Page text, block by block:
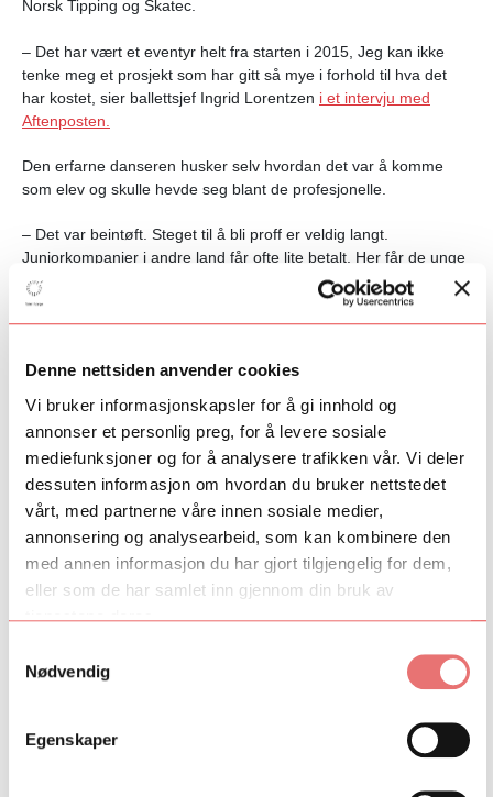
Denne nettsiden anvender cookies
Vi bruker informasjonskapsler for å gi innhold og
annonser et personlig preg, for å levere sosiale
mediefunksjoner og for å analysere trafikken vår. Vi deler
dessuten informasjon om hvordan du bruker nettstedet
vårt, med partnerne våre innen sosiale medier,
annonsering og analysearbeid, som kan kombinere den
med annen informasjon du har gjort tilgjengelig for dem,
eller som de har samlet inn gjennom din bruk av
tjenestene deres.
Nødvendig
Egenskaper
Norsk Tipping og Skatec.
– Det har vært et eventyr helt fra starten i 2015, Jeg kan ikke
tenke meg et prosjekt som har gitt så mye i forhold til hva det
har kostet, sier ballettsjef Ingrid Lorentzen i et intervju med
Aftenposten.
Den erfarne danseren husker selv hvordan det var å komme
som elev og skulle hevde seg blant de profesjonelle.
– Det var beintøft. Steget til å bli proff er veldig langt.
Juniorkompanier i andre land får ofte lite betalt. Her får de unge
ordentlig lønn, og de uttrykker at de har det veldig godt. Jeg tror
ingen av dem som har fått tilbud om å bli værende, har takket
nei til å bli her, sier Lorentzen i samme intervju.
Vivacespilles fra 27. februar–6. mars. I de to siste
forestillingene (onsdag 4. og fredag 6. mars) vil scenen fylles
med både unge og eldre dansere fra ulike ballettskoler i en
koreografi av Cina Espejord. Forestillingen blir derfor cirka 20
minutter lenger.
Les mer om forestillingen her.
Fant du det du lette etter?